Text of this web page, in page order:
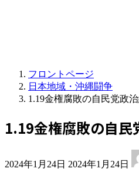
フロントページ
日本地域・沖縄闘争
1.19金権腐敗の自民党政治
1.19金権腐敗の自民
2024年1月24日 終
2024年1月24日